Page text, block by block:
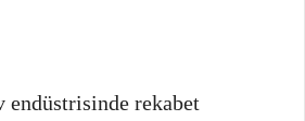
rekabet